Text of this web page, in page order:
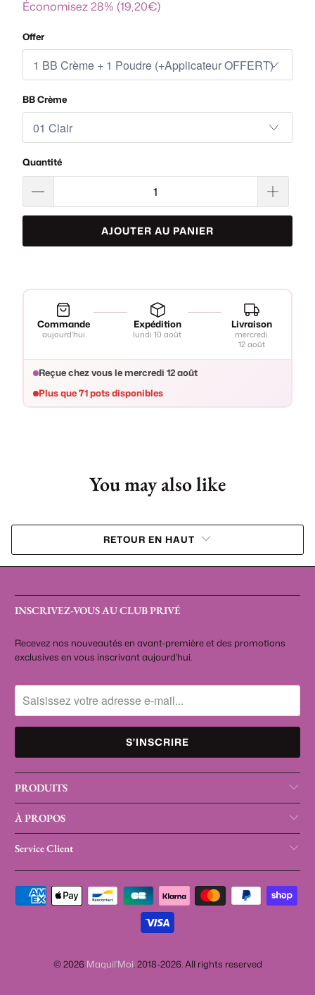
Économisez 28% (19,20€)
Offer
BB Crème
Quantité
AJOUTER AU PANIER
Commande
aujourd'hui
Expédition
lundi 10 août
Livraison
mercredi
12 août
Reçue chez vous lemercredi 12 août
Plus que71 potsdisponibles
You may also like
RETOUR EN HAUT
INSCRIVEZ-VOUS AU CLUB PRIVÉ
Recevez nos nouveautés en avant-première et des promotions
exclusives en vous inscrivant aujourd'hui.
PRODUITS
À PROPOS
Service Client
© 2026 Maquil'Moi. 2018-2026. All rights reserved